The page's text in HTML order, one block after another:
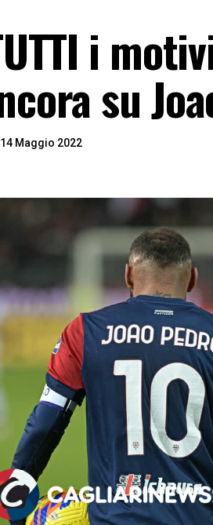
i
su
14 Maggio 2022